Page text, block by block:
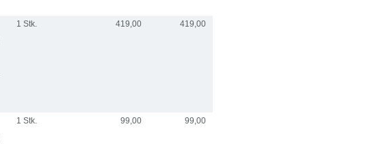
1 Stk. 419,00 419,00
1 Stk. 99,00 99,00